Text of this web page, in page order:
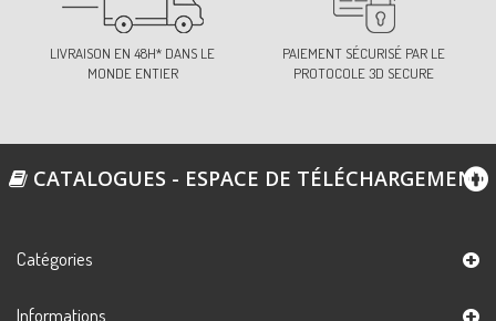
LIVRAISON EN 48H* DANS LE
MONDE ENTIER
PAIEMENT SÉCURISÉ PAR LE
PROTOCOLE 3D SECURE
CATALOGUES - ESPACE DE TÉLÉCHARGEMENT
Catégories
Informations